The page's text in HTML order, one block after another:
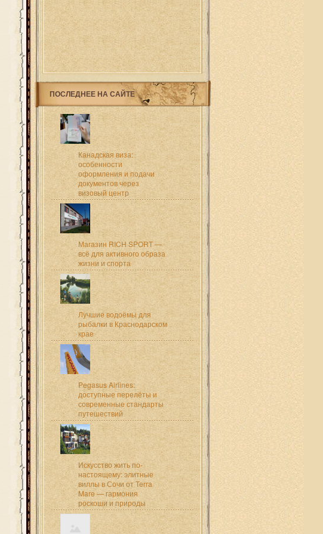
ПОСЛЕДНЕЕ НА САЙТЕ
Канадская виза:
особенности
оформления и подачи
документов через
визовый центр
Магазин RICH SPORT —
всё для активного образа
жизни и спорта
Лучшие водоёмы для
рыбалки в Краснодарском
крае
Pegasus Airlines:
доступные перелёты и
современные стандарты
путешествий
Искусство жить по-
настоящему: элитные
виллы в Сочи от Terra
Mare — гармония
роскоши и природы